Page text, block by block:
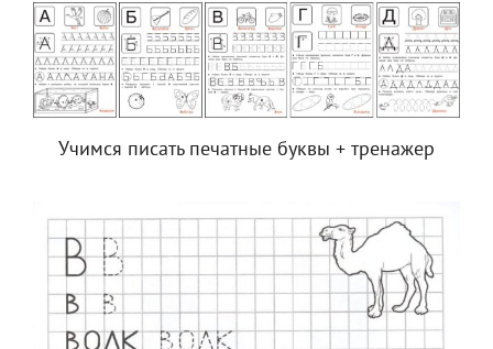
Учимся писать печатные буквы + тренажер